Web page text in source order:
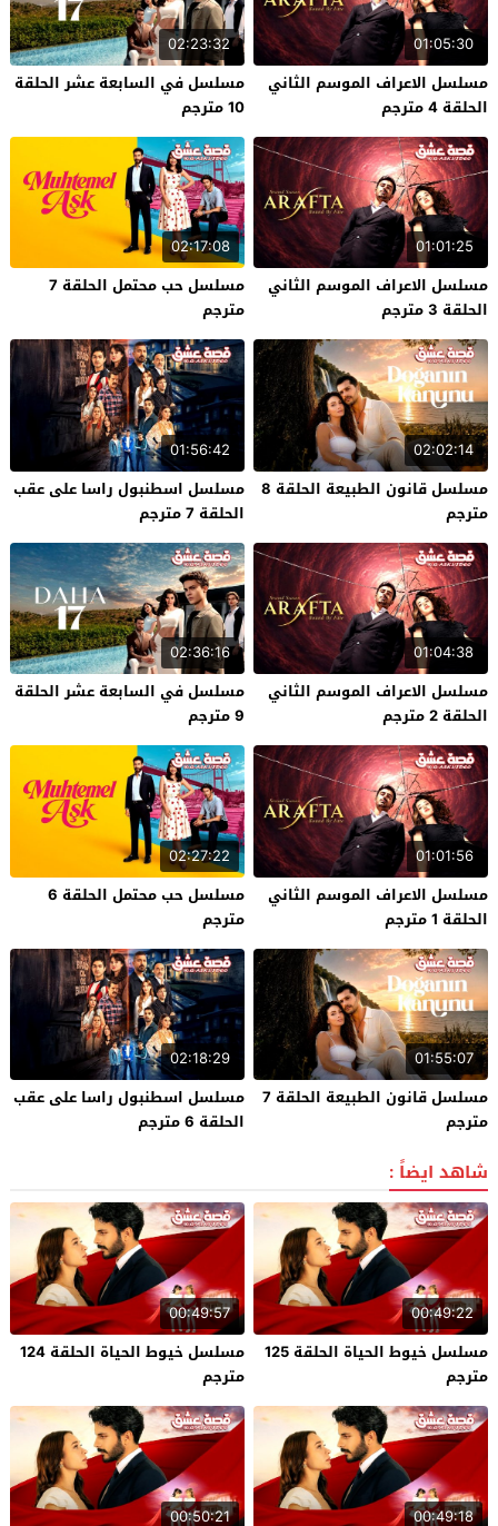
01:05:30
مسلسل الاعراف الموسم الثاني
الحلقة 4 مترجم
02:23:32
مسلسل في السابعة عشر الحلقة
10 مترجم
01:01:25
مسلسل الاعراف الموسم الثاني
الحلقة 3 مترجم
02:17:08
مسلسل حب محتمل الحلقة 7
مترجم
02:02:14
مسلسل قانون الطبيعة الحلقة 8
مترجم
01:56:42
مسلسل اسطنبول راسا على عقب
الحلقة 7 مترجم
01:04:38
مسلسل الاعراف الموسم الثاني
الحلقة 2 مترجم
02:36:16
مسلسل في السابعة عشر الحلقة
9 مترجم
01:01:56
مسلسل الاعراف الموسم الثاني
الحلقة 1 مترجم
02:27:22
مسلسل حب محتمل الحلقة 6
مترجم
01:55:07
مسلسل قانون الطبيعة الحلقة 7
مترجم
02:18:29
مسلسل اسطنبول راسا على عقب
الحلقة 6 مترجم
شاهد ايضاً :
00:49:22
مسلسل خيوط الحياة الحلقة 125
مترجم
00:49:57
مسلسل خيوط الحياة الحلقة 124
مترجم
00:49:18
00:50:21